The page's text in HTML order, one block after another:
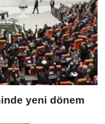
yeni dönem